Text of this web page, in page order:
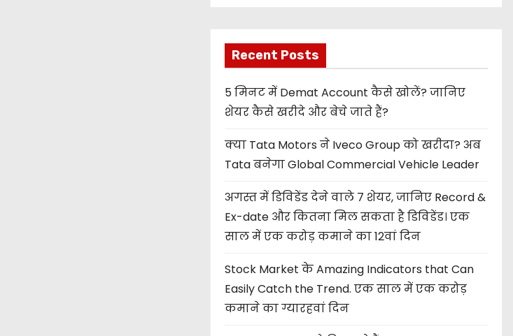
Recent Posts
5 मिनट में Demat Account कैसे खोलें? जानिए
शेयर कैसे खरीदे और बेचे जाते हैं?
क्या Tata Motors ने Iveco Group को खरीदा? अब
Tata बनेगा Global Commercial Vehicle Leader
अगस्त में डिविडेंड देने वाले 7 शेयर, जानिए Record &
Ex-date और कितना मिल सकता है डिविडेंड। एक
साल में एक करोड़ कमाने का 12वां दिन
Stock Market के Amazing Indicators that Can
Easily Catch the Trend. एक साल में एक करोड़
कमाने का ग्यारहवां दिन